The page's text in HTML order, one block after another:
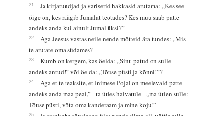
21
Ja kirjatundjad ja variserid hakkasid arutama: „Kes see
õige on, kes räägib Jumalat teotades? Kes muu saab patte
andeks anda kui ainult Jumal üksi?”
22
Aga Jeesus vastas neile nende mõtteid ära tundes: „Mis
te arutate oma südames?
23
Kumb on kergem, kas öelda: „Sinu patud on sulle
andeks antud!” või öelda: „Tõuse püsti ja kõnni!”?
24
Aga et te teaksite, et Inimese Pojal on meelevald patte
andeks anda maa peal,” - ta ütles halvatule - „ma ütlen sulle:
Tõuse püsti, võta oma kanderaam ja mine koju!”
25